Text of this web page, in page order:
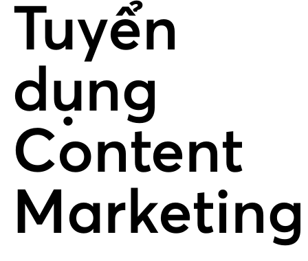
Tuyển
dụng
Content
Marketing